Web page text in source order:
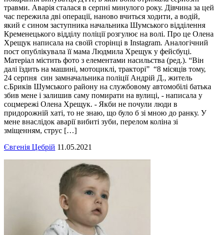
травми. Аварія сталася в серпні минулого року. Дівчина за цей
час пережила дві операції, наново вчиться ходити, а водій,
який є сином заступника начальника Шумського відділення
Кременецького відділу поліції розгулює на волі. Про це Олена
Хрещук написала на своїй сторінці в Instagram. Аналогічний
пост опублікувала її мама Людмила Хрещук у фейсбуці.
Матеріал містить фото з елементами насильства (ред.). “Він
далі їздить на машині, мотоциклі, тракторі” “8 місяців тому,
24 серпня син замначальника поліції Андрій Д., житель
с.Бриків Шумського району на службовому автомобілі батька
збив мене і залишив саму помирати на вулиці, - написала у
соцмережі Олена Хрещук. - Якби не почули люди в
придорожній хаті, то не знаю, що було б зі мною до ранку. У
мене внаслідок аварії вибиті зуби, перелом коліна зі
зміщенням, струс […]
Євгенія Цебрій 11.05.2021